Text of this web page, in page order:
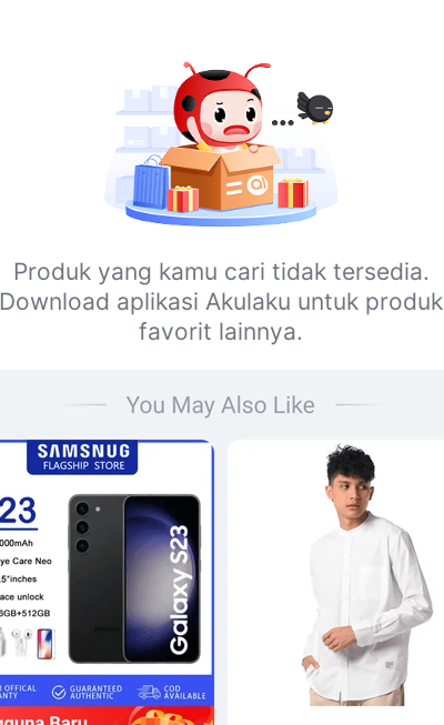
Produk yang kamu cari tidak tersedia.
Download aplikasi Akulaku untuk produk
favorit lainnya.